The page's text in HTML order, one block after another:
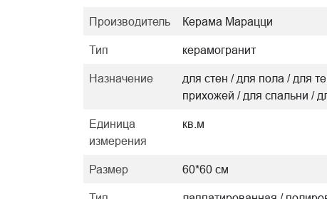
Производитель Керама Марацци
Тип керамогранит
Назначение
для стен / для пола / для
прихожей / для спальни /
Единица
измерения
кв.м
Размер 60*60 см